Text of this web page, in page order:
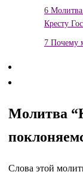
6
Кресту
7 Почему
Молитва
Слова этой